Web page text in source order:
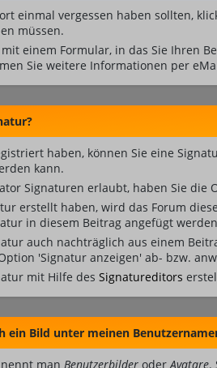
einmal vergessen haben sollten,
müssen.
mit einem Formular, in das Sie Ihren
Sie weitere Informationen per
haben, können Sie eine
kann.
Signaturen erlaubt, haben Sie
erstellt haben, wird das Forum
in diesem Beitrag angefügt
auch nachträglich aus einem
'Signatur anzeigen' ab- bzw.
mit Hilfe des Signatureditors
ein Bild unter meinen
man Benutzerbilder oderAvatare.